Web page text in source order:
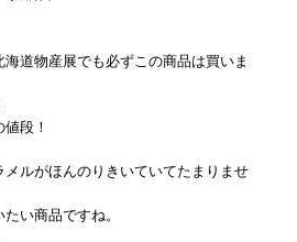
道物産展でも必ずこの商品は買いま
段！
ルがほんのりきいていてたまりませ
い商品ですね。